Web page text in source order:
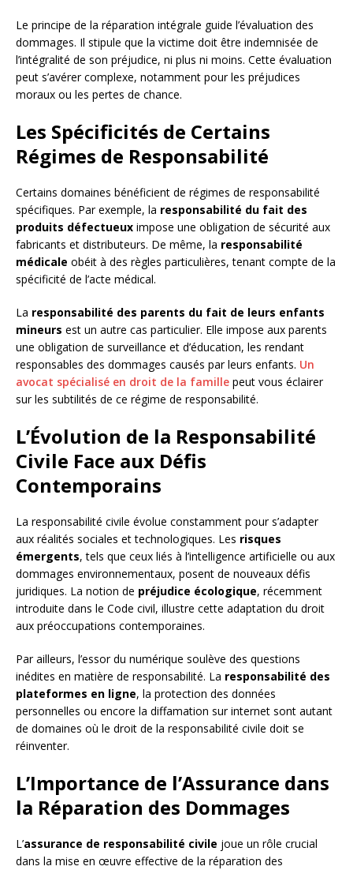
Le principe de la réparation intégrale guide l’évaluation des
dommages. Il stipule que la victime doit être indemnisée de
l’intégralité de son préjudice, ni plus ni moins. Cette évaluation
peut s’avérer complexe, notamment pour les préjudices
moraux ou les pertes de chance.
Les Spécificités de Certains
Régimes de Responsabilité
Certains domaines bénéficient de régimes de responsabilité
spécifiques. Par exemple, la responsabilité du fait des
produits défectueux impose une obligation de sécurité aux
fabricants et distributeurs. De même, la responsabilité
médicale obéit à des règles particulières, tenant compte de la
spécificité de l’acte médical.
La responsabilité des parents du fait de leurs enfants
mineurs est un autre cas particulier. Elle impose aux parents
une obligation de surveillance et d’éducation, les rendant
responsables des dommages causés par leurs enfants. Un
avocat spécialisé en droit de la famille peut vous éclairer
sur les subtilités de ce régime de responsabilité.
L’Évolution de la Responsabilité
Civile Face aux Défis
Contemporains
La responsabilité civile évolue constamment pour s’adapter
aux réalités sociales et technologiques. Les risques
émergents, tels que ceux liés à l’intelligence artificielle ou aux
dommages environnementaux, posent de nouveaux défis
juridiques. La notion de préjudice écologique, récemment
introduite dans le Code civil, illustre cette adaptation du droit
aux préoccupations contemporaines.
Par ailleurs, l’essor du numérique soulève des questions
inédites en matière de responsabilité. La responsabilité des
plateformes en ligne, la protection des données
personnelles ou encore la diffamation sur internet sont autant
de domaines où le droit de la responsabilité civile doit se
réinventer.
L’Importance de l’Assurance dans
la Réparation des Dommages
L’assurance de responsabilité civile joue un rôle crucial
dans la mise en œuvre effective de la réparation des